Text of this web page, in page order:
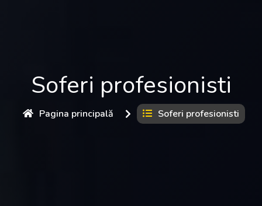
Soferi profesionisti
Pagina principală Soferi profesionisti